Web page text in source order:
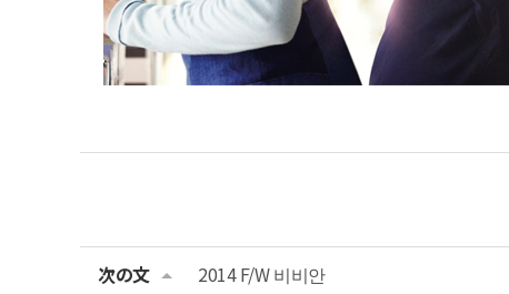
次の文 2014 F/W 비비안